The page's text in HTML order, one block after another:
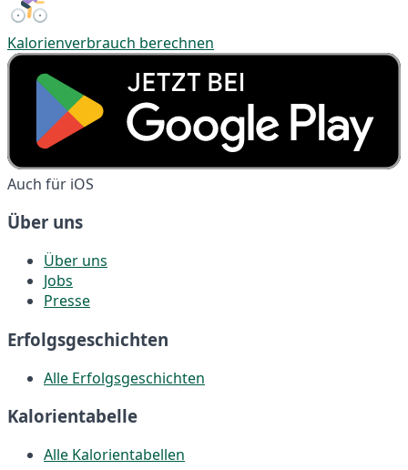
Kalorienverbrauch berechnen
Auch für iOS
Über uns
Über uns
Jobs
Presse
Erfolgsgeschichten
Alle Erfolgsgeschichten
Kalorientabelle
Alle Kalorientabellen